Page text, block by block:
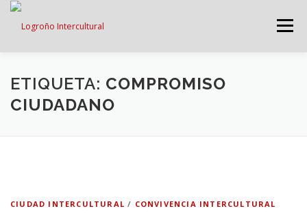
Saltar
Menú
LOGROÑO INTERCULTURAL
ETIQUETA: COMPROMISO
CIUDADANO
CIUDAD INTERCULTURAL / CONVIVENCIA INTERCULTURAL